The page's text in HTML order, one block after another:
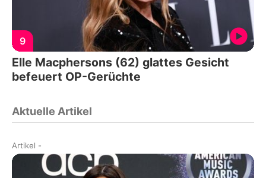
9
Elle Macphersons (62) glattes Gesicht
befeuert OP-Gerüchte
Aktuelle Artikel
Artikel -